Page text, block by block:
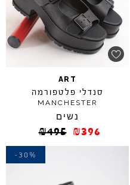
ART
סנדלי פלטפורמה
MANCHESTER
נשים
₪495 ₪396
-30%